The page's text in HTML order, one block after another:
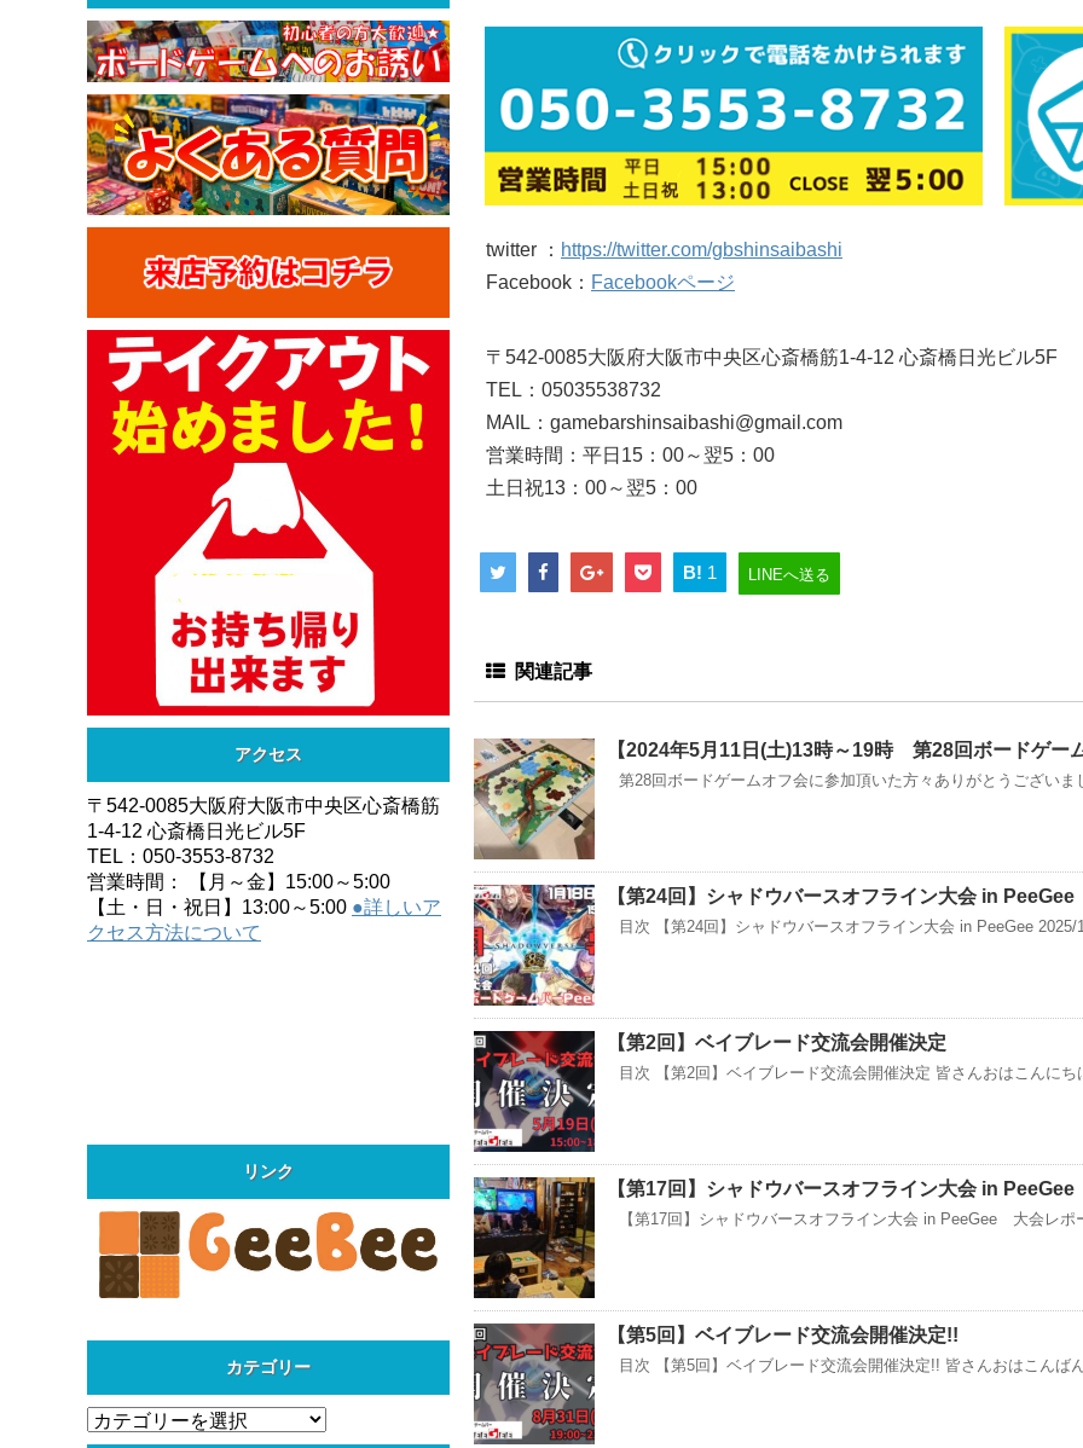
twitter ： https://twitter.com/gbshinsaibashi
Facebook： Facebookページ
〒542-0085大阪府大阪市中央区心斎橋筋1-4-12 心斎橋日光ビル5F
TEL：05035538732
MAIL：gamebarshinsaibashi@gmail.com
営業時間：平日15：00～翌5：00
土日祝13：00～翌5：00
B! 1 LINEへ送る
関連記事
【2024年5月11日(土)13時～19時 第28回ボードゲー
第28回ボードゲームオフ会に参加頂いた方々ありがとうござい
【第24回】シャドウバースオフライン大会 in PeeGee
目次 【第24回】シャドウバースオフライン大会 in PeeGee
【第2回】ベイブレード交流会開催決定
目次 【第2回】ベイブレード交流会開催決定 皆さんおはこんに
【第17回】シャドウバースオフライン大会 in
【第17回】シャドウバースオフライン大会 in PeeGee 大会レ
【第5回】ベイブレード交流会開催決定!!
目次 【第5回】ベイブレード交流会開催決定!! 皆さんおはこんば
アクセス
〒542-0085大阪府大阪市中央区心斎橋筋
1-4-12 心斎橋日光ビル5F
TEL：050-3553-8732
営業時間： 【月～金】15:00～5:00
【土・日・祝日】13:00～5:00 ●詳しいア
クセス方法について
リンク
カテゴリー
カ
テ